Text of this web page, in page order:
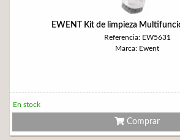
EWENT Kit de limpieza
Referencia: EW5631
Marca: Ewent
En stock
Comprar